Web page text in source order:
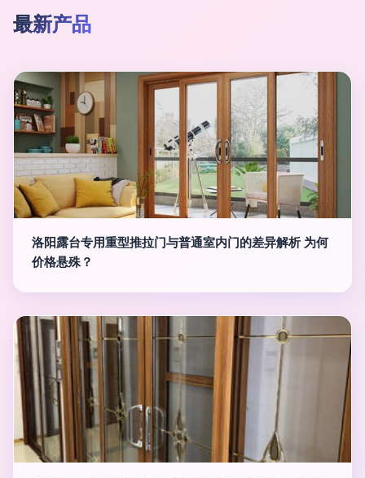
最新产品
洛阳露台专用重型推拉门与普通室内门的差异解析 为何
价格悬殊？